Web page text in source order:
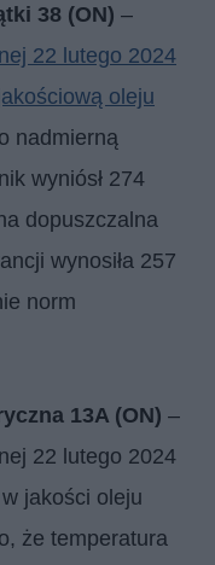
38 (ON) –
22 lutego 2024
oleju
nadmierną
wyniósł 274
dopuszczalna
wynosiła 257
norm
13A (ON) –
22 lutego 2024
jakości oleju
że temperatura